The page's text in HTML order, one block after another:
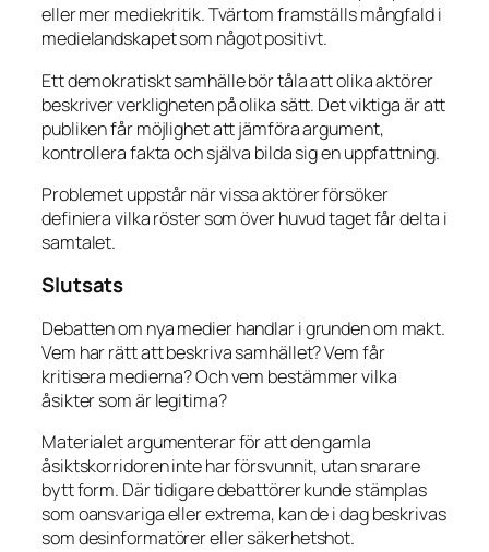
eller mer mediekritik. Tvärtom framställs mångfald i
medielandskapet som något positivt.
Ett demokratiskt samhälle bör tåla att olika aktörer
beskriver verkligheten på olika sätt. Det viktiga är att
publiken får möjlighet att jämföra argument,
kontrollera fakta och själva bilda sig en uppfattning.
Problemet uppstår när vissa aktörer försöker
definiera vilka röster som över huvud taget får delta i
samtalet.
Slutsats
Debatten om nya medier handlar i grunden om makt.
Vem har rätt att beskriva samhället? Vem får
kritisera medierna? Och vem bestämmer vilka
åsikter som är legitima?
Materialet argumenterar för att den gamla
åsiktskorridoren inte har försvunnit, utan snarare
bytt form. Där tidigare debattörer kunde stämplas
som oansvariga eller extrema, kan de i dag beskrivas
som desinformatörer eller säkerhetshot.